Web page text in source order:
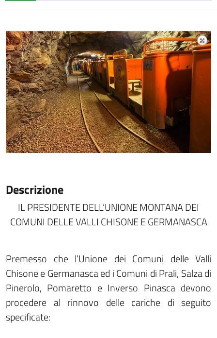
Descrizione
IL PRESIDENTE DELL’UNIONE MONTANA DEI
COMUNI DELLE VALLI CHISONE E GERMANASCA
Premesso che l’Unione dei Comuni delle Valli
Chisone e Germanasca ed i Comuni di Prali, Salza di
Pinerolo, Pomaretto e Inverso Pinasca devono
procedere al rinnovo delle cariche di seguito
specificate: